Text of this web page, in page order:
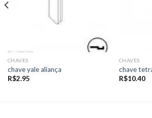
CHAVES
chave yale aliança
R$2.95
CHAVES
chave
R$10.40